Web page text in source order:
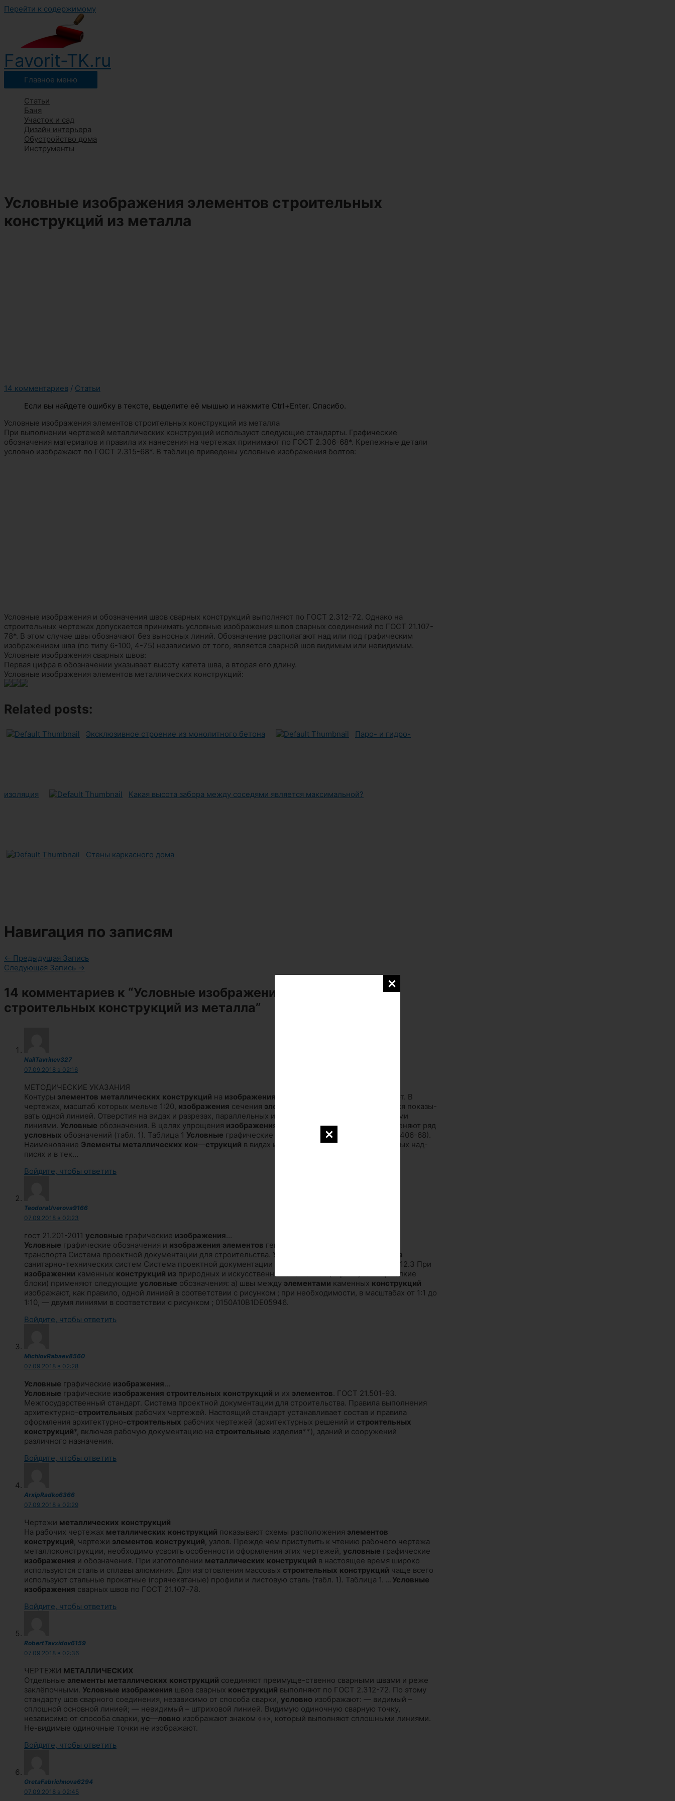
Перейти к содержимому
Favorit-TK.ru
Главное меню
Статьи
Баня
Участок и сад
Дизайн интерьера
Обустройство дома
Инструменты
Условные изображения элементов строительных
конструкций из металла
14 комментариев / Статьи
Если вы найдете ошибку в тексте, выделите её мышью и нажмите Ctrl+Enter. Спасибо.
Условные изображения элементов строительных конструкций из металла
При выполнении чертежей металлических конструкций используют следующие стандарты. Графические
обозначения материалов и правила их нанесения на чертежах принимают по ГОСТ 2.306-68*. Крепежные детали
условно изображают по ГОСТ 2.315-68*. В таблице приведены условные изображения болтов:
Условные изображения и обозначения швов сварных конструкций вы­полняют по ГОСТ 2.312-72. Однако на
строительных чертежах допускается принимать условные изображения швов сварных соединений по ГОСТ 21.107-
78*. В этом случае швы обозначают без выносных линий. Обозначение располагают над или под графическим
изображением шва (по типу 6-100, 4-75) независимо от того, является сварной шов видимым или невидимым.
Условные изображения сварных швов:
Первая цифра в обозначении указывает высоту катета шва, а вторая его длину.
Условные изображения элементов металлических конструкций:
Related posts:
Эксклюзивное строение из монолитного бетона Паро- и гидро-
изоляция Какая высота забора между соседями является максимальной?
Стены каркасного дома
Навигация по записям
← Предыдущая Запись
Следующая Запись →
14 комментариев к “Условные изображения элементов
строительных конструкций из металла”
NailTavrinev327
07.09.2018 в 02:16
МЕТОДИЧЕСКИЕ УКАЗАНИЯ
Контуры элементов металлических конструкций на изображениях
разрезов и сечений не штрихуют. В
чертежах, масштаб которых мельче 1:20, изображения сечения элементов
допускается показы-
вать одной линией. Отверстия на видах и разрезах, параллельных их осям, можно изображать осевыми
линиями. Условные обозначения. В целях упрощения изображения конструкцийна чертежах применяют ряд
условных обозначений (табл. 1). Таблица 1 Условные графические обозначения элементов
(ГОСТ 2.406-68).
Наименование Элементы металлических кон—струкций в видах и сечениях Обозначения в выносных над-
писях и в тек…
Войдите, чтобы ответить
TeodoraUverova9166
07.09.2018 в 02:23
гост 21.201-2011 условные графические изображения…
Условные графические обозначения и изображения элементов генеральных планов и сооружений
транспорта Система проектной документации для строительства. Условные
элементов
санитарно-технических систем Система проектной документации для строительства.
Рисунок 2 4.12.3 При
изображении каменных конструкций из природных и искусственных
(кирпич, камни, мелкие
блоки) применяют следующие условные обозначения: а) швы между элементами каменных конструкций
изображают, как правило, одной линией в соответствии с рисунком ; при необходимости, в масштабах от 1:1 до
1:10, — двумя линиями в соответствии с рисунком ; 0150A10B1DE05946.
Войдите, чтобы ответить
MichlovRabaev8560
07.09.2018 в 02:28
Условные графические изображения…
Условные графические изображения строительных конструкций и их элементов. ГОСТ 21.501-93.
Межгосударственный стандарт. Система проектной документации для строительства. Правила выполнения
архитектурно-строительных рабочих чертежей. Настоящий стандарт устанавливает состав и правила
оформления архитектурно-строительных рабочих чертежей (архитектурных решений и строительных
конструкций*, включая рабочую документацию на строительные изделия**), зданий и сооружений
различного назначения.
Войдите, чтобы ответить
ArxipRadko6366
07.09.2018 в 02:29
Чертежи металлических конструкций
На рабочих чертежах металлических конструкций показывают схемы расположения элементов
конструкций , чертежи элементов конструкций , узлов. Прежде чем приступить к чтению рабочего чертежа
металлоконструкции, необходимо усвоить особенности оформления этих чертежей, условные графические
изображения и обозначения. При изготовлении металлических конструкций в настоящее время широко
используются сталь и сплавы алюминия. Для изготовления массовых строительных конструкций чаще всего
используют стальные прокатные (горячекатаные) профили и листовую сталь (табл. 1). Таблица 1. … Условные
изображения сварных швов по ГОСТ 21.107-78.
Войдите, чтобы ответить
RobertTavxidov6159
07.09.2018 в 02:36
ЧЕРТЕЖИ МЕТАЛЛИЧЕСКИХ
Отдельные элементы металлических конструкций соединяют преимуще-ственно сварными швами и реже
заклёпочными. Условные изображения швов сварных конструкций выполняют по ГОСТ 2.312-72. По этому
стандарту шов сварного соединения, независимо от способа сварки, условно изображают: — видимый –
сплошной основной линией; — невидимый – штриховой линией. Видимую одиночную сварную точку,
независимо от способа сварки, ус—ловно изображают знаком «+», который выполняют сплошными линиями.
Не-видимые одиночные точки не изображают.
Войдите, чтобы ответить
GretaFabrichnova6294
07.09.2018 в 02:45